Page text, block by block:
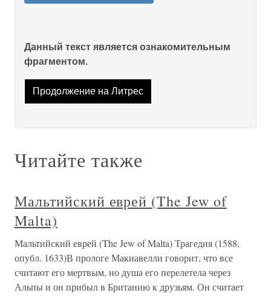
Данный текст является ознакомительным
фрагментом.
Продолжение на Литрес
Читайте также
Мальтийский еврей (The Jew of
Malta)
Мальтийский еврей (The Jew of Malta) Трагедия (1588,
опубл. 1633)В прологе Макиавелли говорит, что все
считают его мертвым, но душа его перелетела через
Альпы и он прибыл в Британию к друзьям. Он считает